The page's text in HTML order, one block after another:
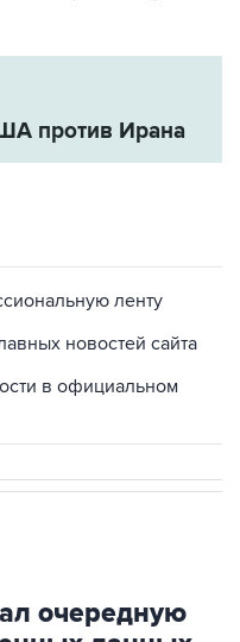
против Ирана
ленту
новостей сайта
в официальном
очередную